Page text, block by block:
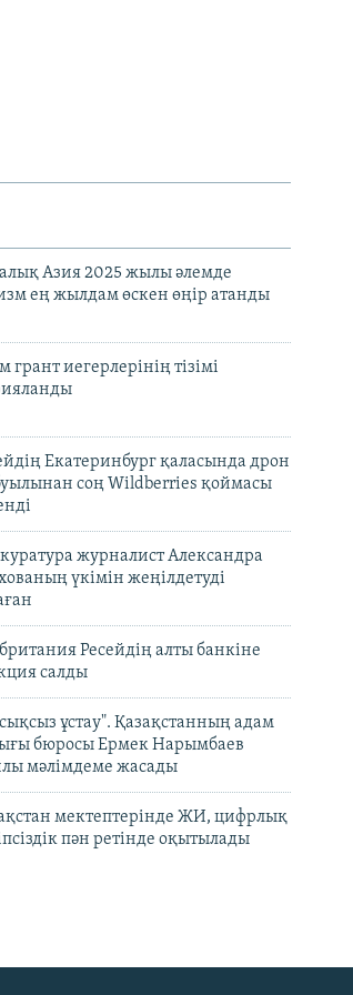
Азия 2025 жылы әлемде
ең жылдам өскен өңір атанды
грант иегерлерінің тізімі
Екатеринбург қаласында дрон
соң Wildberries қоймасы
журналист Александра
үкімін жеңілдетуді
Ресейдің алты банкіне
салды
ұстау". Қазақстанның адам
бюросы Ермек Нарымбаев
мәлімдеме жасады
мектептерінде ЖИ, цифрлық
пән ретінде оқытылады